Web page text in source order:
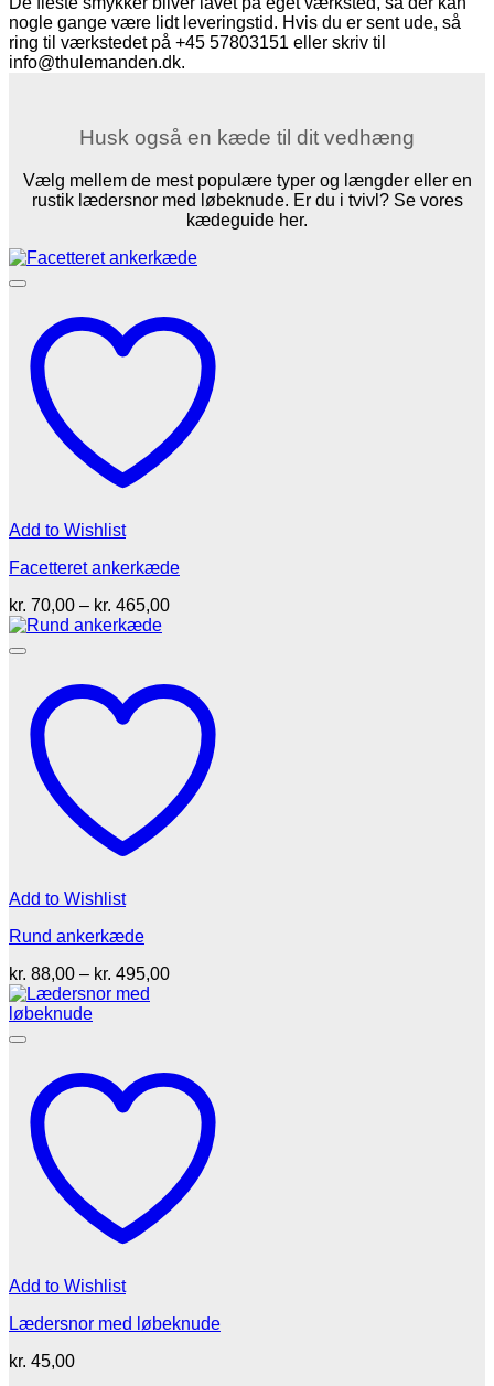
nogle gange være lidt leveringstid. Hvis du er sent ude, så
ring til værkstedet på +45 57803151 eller skriv til
info@thulemanden.dk.
Husk også en kæde til dit vedhæng
Vælg mellem de mest populære typer og længder eller en
rustik lædersnor med løbeknude. Er du i tvivl? Se vores
kædeguide her.
Add to Wishlist
Facetteret ankerkæde
kr. 70,00 – kr. 465,00Prisinterval:
Add to Wishlist
Rund ankerkæde
kr. 88,00 – kr. 495,00Prisinterval:
Add to Wishlist
Lædersnor med løbeknude
kr. 45,00